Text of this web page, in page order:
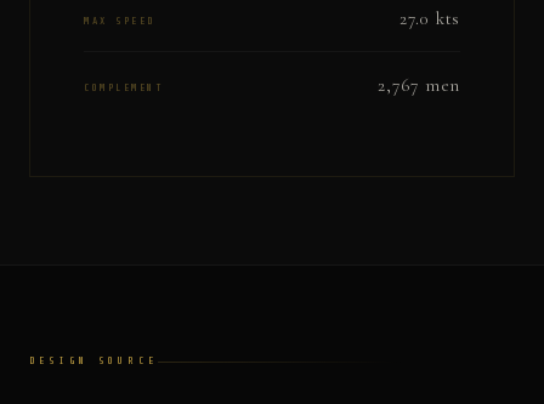
MAX SPEED 27.0 kts
COMPLEMENT 2,767 men
DESIGN SOURCE